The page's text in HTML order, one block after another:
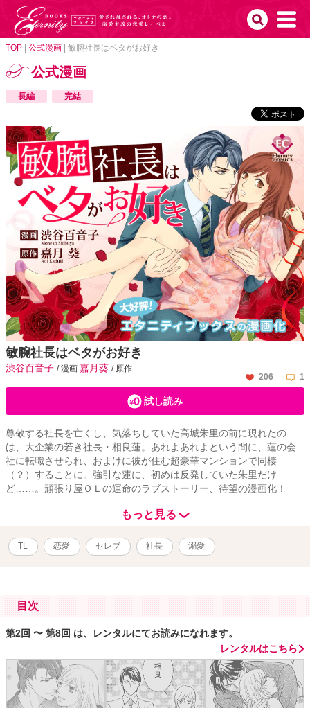
TOP 公式漫画 敏腕社長はベタがお好き
公式漫画
長編 完結
敏腕社長はベタがお好き
渋谷百音子 / 漫画 嘉月葵 / 原作
206
1
試し読み
尊敬する社長を亡くし、気落ちしていた高城朱里の前に現れたの
は、大企業の若き社長・相良蓮。あれよあれよという間に、蓮の会
社に転職させられ、おまけに彼が住む超豪華マンションで同棲
（？）することに。強引な蓮に、初めは反発していた朱里だけ
ど……。頑張り屋ＯＬの運命のラブストーリー、待望の漫画化！
もっと見る
TL 恋愛 セレブ 社長 溺愛
目次
第2回 〜 第8回 は、レンタルにてお読みになれます。
レンタルはこちら